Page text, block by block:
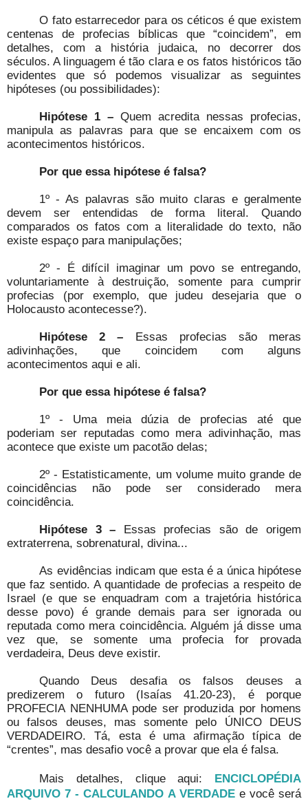
O fato estarrecedor para os céticos é que existem
centenas de profecias bíblicas que “coincidem”, em
detalhes, com a história judaica, no decorrer dos
séculos. A linguagem é tão clara e os fatos históricos tão
evidentes que só podemos visualizar as seguintes
hipóteses (ou possibilidades):
Hipótese 1 –Quem acredita nessas profecias,
manipula as palavras para que se encaixem com os
acontecimentos históricos.
Por que essa hipótese é falsa?
1º - As palavras são muito claras e geralmente
devem ser entendidas de forma literal. Quando
comparados os fatos com a literalidade do texto, não
existe espaço para manipulações;
2º - É difícil imaginar um povo se entregando,
voluntariamente à destruição, somente para cumprir
profecias (por exemplo, que judeu desejaria que o
Holocausto acontecesse?).
Hipótese 2 – Essas profecias são meras
adivinhações, que coincidem com alguns
acontecimentos aqui e ali.
Por que essa hipótese é falsa?
1º - Uma meia dúzia de profecias até que
poderiam ser reputadas como mera adivinhação, mas
acontece que existe um pacotão delas;
2º - Estatisticamente, um volume muito grande de
coincidências não pode ser considerado mera
coincidência.
Hipótese 3 – Essas profecias são de origem
extraterrena, sobrenatural, divina...
As evidências indicam que esta é a única hipótese
que faz sentido. A quantidade de profecias a respeito de
Israel (e que se enquadram com a trajetória histórica
desse povo) é grande demais para ser ignorada ou
reputada como mera coincidência. Alguém já disse uma
vez que, se somente uma profecia for provada
verdadeira, Deus deve existir.
Quando Deus desafia os falsos deuses a
predizerem o futuro (Isaías 41.20-23), é porque
PROFECIA NENHUMA pode ser produzida por homens
ou falsos deuses, mas somente pelo ÚNICO DEUS
VERDADEIRO. Tá, esta é uma afirmação típica de
“crentes”, mas desafio você a provar que ela é falsa.
Mais detalhes, clique aqui: ENCICLOPÉDIA
ARQUIVO 7 - CALCULANDO A VERDADE e você será